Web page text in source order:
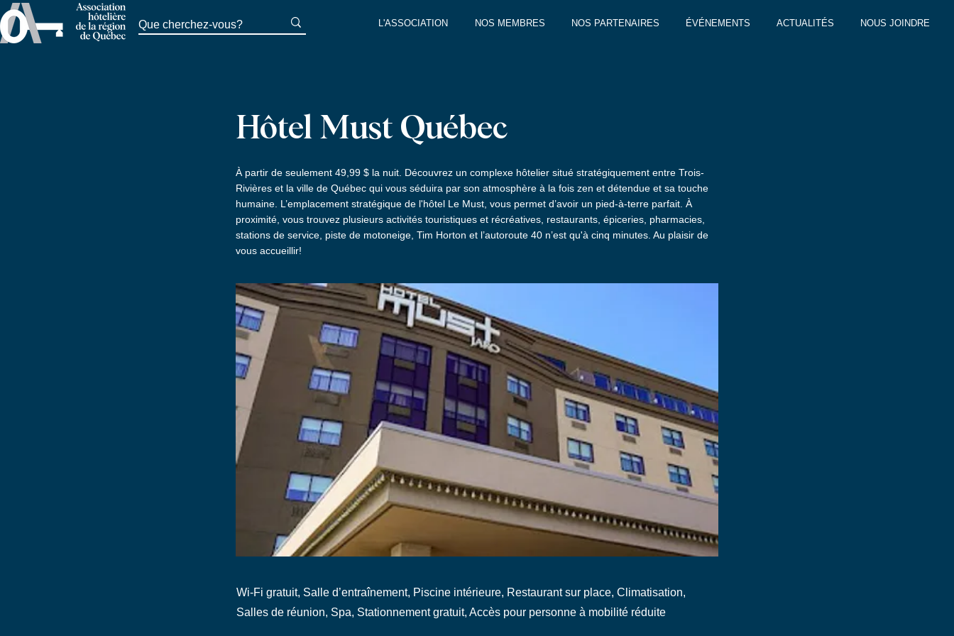
L'ASSOCIATION NOS MEMBRES NOS PARTENAIRES ÉVÉNEMENTS ACTUALITÉS NOUS JOINDRE
Hôtel Must Québec
À partir de seulement 49,99 $ la nuit. Découvrez un complexe hôtelier situé stratégiquement entre Trois-
Rivières et la ville de Québec qui vous séduira par son atmosphère à la fois zen et détendue et sa touche
humaine. L’emplacement stratégique de l'hôtel Le Must, vous permet d’avoir un pied-à-terre parfait. À
proximité, vous trouvez plusieurs activités touristiques et récréatives, restaurants, épiceries, pharmacies,
stations de service, piste de motoneige, Tim Horton et l’autoroute 40 n’est qu'à cinq minutes. Au plaisir de
vous accueillir!
Wi-Fi gratuit, Salle d’entraînement, Piscine intérieure, Restaurant sur place, Climatisation,
Salles de réunion, Spa, Stationnement gratuit, Accès pour personne à mobilité réduite